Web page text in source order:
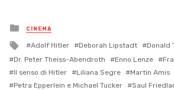
Posted
in
CINEMA
Tagged
with
Adolf Hitler Deborah Lipstadt
Donald
Dr. Peter Theiss-Abendroth
Enno Lenze
Il senso di Hitler
Liliana Segre
Martin Amis
Petra Epperlein e Michael Tucker
Saul